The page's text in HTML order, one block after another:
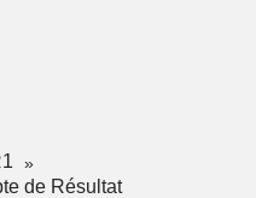
de Résultat